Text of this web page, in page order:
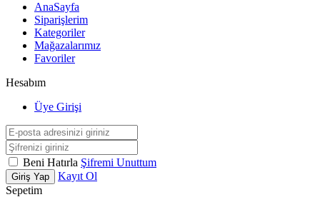
AnaSayfa
Siparişlerim
Kategoriler
Mağazalarımız
Favoriler
Hesabım
Üye Girişi
Beni Hatırla Şifremi Unuttum
Giriş Yap
Kayıt Ol
Sepetim